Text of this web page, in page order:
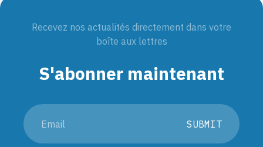
Recevez nos actualités directement dans votre
boîte aux lettres
S'abonner maintenant
SUBMIT